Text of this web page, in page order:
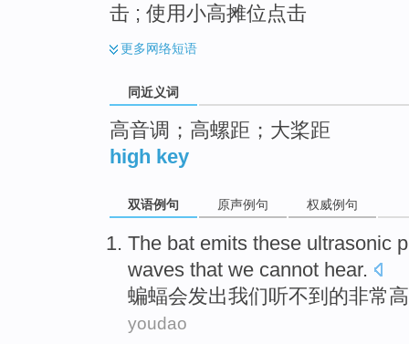
击 ; 使用小高摊位点击
更多网络短语
同近义词
高音调；高螺距；大桨距
high key
双语例句 原声例句 权威例句
The bat emits these ultrasonic
waves that we cannot hear.
蝙蝠会发出我们听不到 的非常高
youdao